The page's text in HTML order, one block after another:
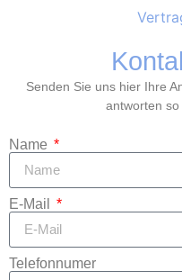
Senden Sie uns hier Ihre
antworten so
Name
E-Mail
Telefonnumer